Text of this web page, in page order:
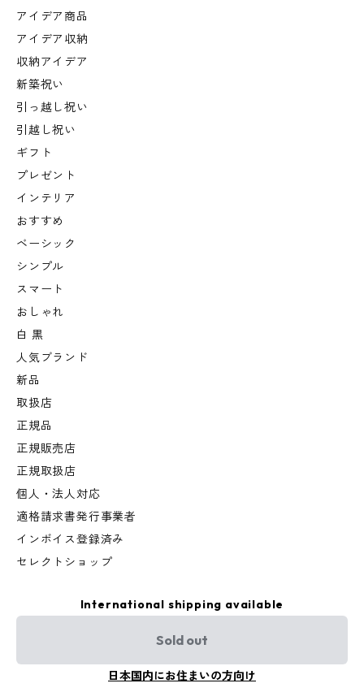
アイデア商品
アイデア収納
収納アイデア
新築祝い
引っ越し祝い
引越し祝い
ギフト
プレゼント
インテリア
おすすめ
ベーシック
シンプル
スマート
おしゃれ
白 黒
人気ブランド
新品
取扱店
正規品
正規販売店
正規取扱店
個人・法人対応
適格請求書発行事業者
インボイス登録済み
セレクトショップ
International shipping available
Sold out
日本国内にお住まいの方向け